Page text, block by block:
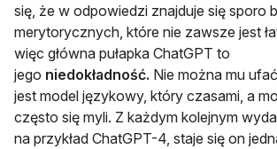
się, że w odpowiedzi znajduje się sporo
merytorycznych, które nie zawsze jest
więc główna pułapka ChatGPT to
jego niedokładność. Nie można mu
jest model językowy, który czasami, a
często się myli. Z każdym kolejnym
na przykład ChatGPT-4, staje się on